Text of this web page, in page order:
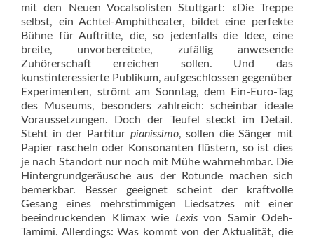
mit den Neuen Vocalsolisten Stuttgart: «Die Treppe
selbst, ein Achtel-Amphitheater, bildet eine perfekte
Bühne für Auftritte, die, so jedenfalls die Idee, eine
breite, unvorbereitete, zufällig anwesende
Zuhörerschaft erreichen sollen. Und das
kunstinteressierte Publikum, aufgeschlossen gegenüber
Experimenten, strömt am Sonntag, dem Ein-Euro-Tag
des Museums, besonders zahlreich: scheinbar ideale
Voraussetzungen. Doch der Teufel steckt im Detail.
Steht in der Partitur pianissimo, sollen die Sänger mit
Papier rascheln oder Konsonanten flüstern, so ist dies
je nach Standort nur noch mit Mühe wahrnehmbar. Die
Hintergrundgeräusche aus der Rotunde machen sich
bemerkbar. Besser geeignet scheint der kraftvolle
Gesang eines mehrstimmigen Liedsatzes mit einer
beeindruckenden Klimax wie Lexisvon Samir Odeh-
Tamimi. Allerdings: Was kommt von der Aktualität, die